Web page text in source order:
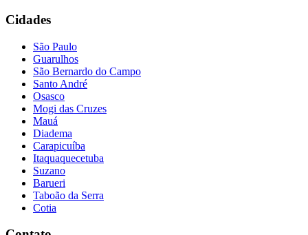
Cidades
São Paulo
Guarulhos
São Bernardo do Campo
Santo André
Osasco
Mogi das Cruzes
Mauá
Diadema
Carapicuíba
Itaquaquecetuba
Suzano
Barueri
Taboão da Serra
Cotia